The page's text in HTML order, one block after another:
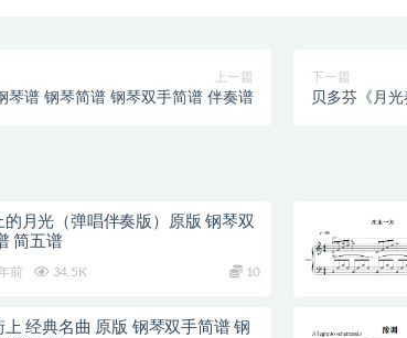
上一篇
琴谱 钢琴简谱 钢琴双手简谱 伴奏谱
下一篇
贝多芬《月
的月光（弹唱伴奏版）原版 钢琴双
简五谱
前 34.5K 10
经典名曲 原版 钢琴双手简谱 钢